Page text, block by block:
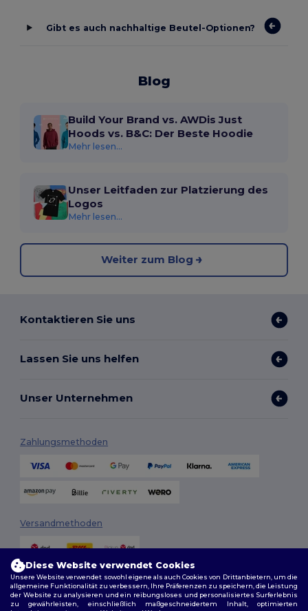
Gibt es auch nachhaltige Beutel-Optionen?
Blog
Build Your Brand vs. AWDis Just
Hoods vs. B&C: Der Beste Hoodie
Mehr lesen...
Unser Leitfaden zur Platzierung des
Logos
Mehr lesen...
Weiter zum Blog
Kontaktieren Sie uns
Lassen Sie uns helfen
Unser Unternehmen
Zahlungsmethoden
Versandmethoden
Diese Website verwendet Cookies
Unsere Website verwendet sowohl eigene als auch Cookies von Drittanbietern, um die
allgemeine Funktionalität zu verbessern, Ihre Präferenzen zu speichern, die Leistung
der Website zu analysieren und ein reibungsloses und personalisiertes Surferlebnis
zu gewährleisten, einschließlich maßgeschneidertem Inhalt, optimierten